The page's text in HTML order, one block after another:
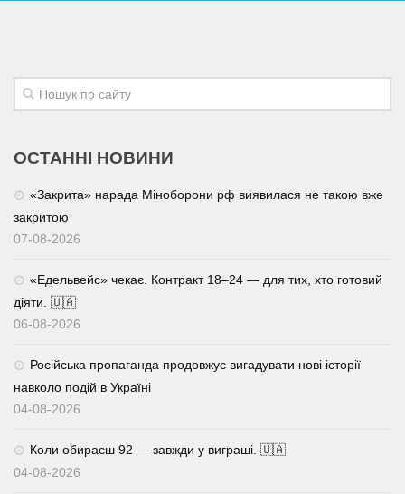
ОСТАННІ НОВИНИ
«Закрита» нарада Міноборони рф виявилася не такою вже
закритою
07-08-2026
«Едельвейс» чекає. Контракт 18–24 — для тих, хто готовий
діяти. 🇺🇦
06-08-2026
Російська пропаганда продовжує вигадувати нові історії
навколо подій в Україні
04-08-2026
Коли обираєш 92 — завжди у виграші. 🇺🇦
04-08-2026